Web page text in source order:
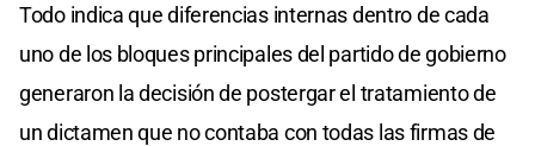
Todo indica que diferencias internas dentro de cada
uno de los bloques principales del partido de gobierno
generaron la decisión de postergar el tratamiento de
un dictamen que no contaba con todas las firmas de